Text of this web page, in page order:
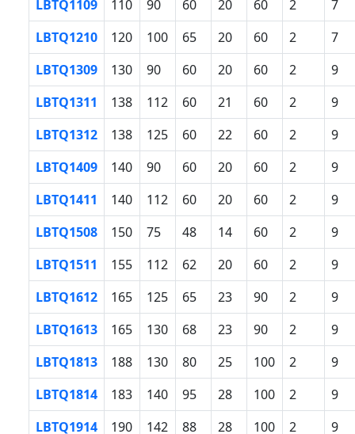
LBTQ1109
110 90 60 20 60 2
7
LBTQ1210
120 100 65 20 60 2
7
LBTQ1309
130 90 60 20 60 2
9
LBTQ1311
138 112 60 21 60 2
9
LBTQ1312
138 125 60 22 60 2
9
LBTQ1409
140 90 60 20 60 2
9
LBTQ1411
140 112 60 20 60 2
9
LBTQ1508
150 75 48 14 60 2
9
LBTQ1511
155 112 62 20 60 2
9
LBTQ1612
165 125 65 23 90 2
9
LBTQ1613
165 130 68 23 90 2
9
LBTQ1813
188 130 80 25 100 2
9
LBTQ1814
183 140 95 28 100 2
9
LBTQ1914
190 142 88 28 100 2 9